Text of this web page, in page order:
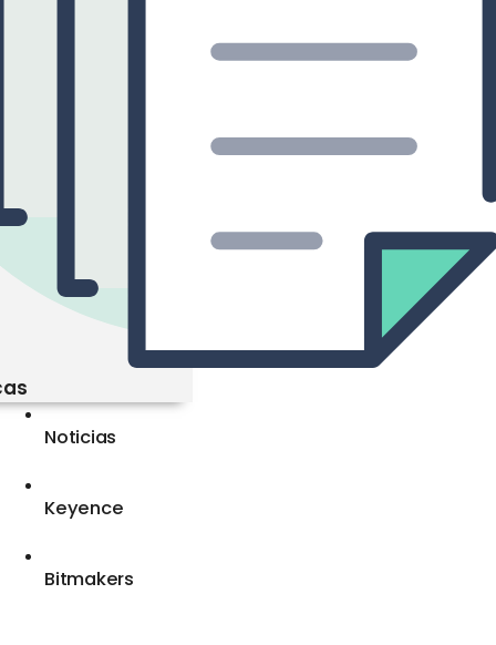
Noticias
Keyence
Bitmakers